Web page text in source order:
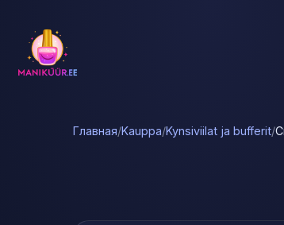
Главная/Kauppa/Kynsiviilat ja bufferit/